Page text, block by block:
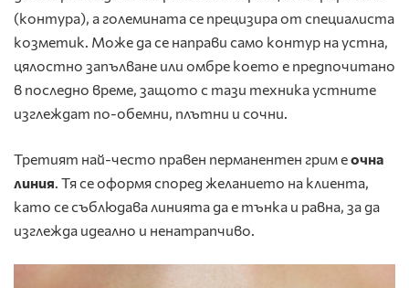
(контура), а големината се прецизира от специалиста
козметик. Може да се направи само контур на устна,
цялостно запълване или омбре което е предпочитано
в последно време, защото с тази техника устните
изглеждат по-обемни, плътни и сочни.
Третият най-често правен перманентен грим еочна
линия. Тя се оформя според желанието на клиента,
като се съблюдава линията да е тънка и равна, за да
изглежда идеално и ненатрапчиво.